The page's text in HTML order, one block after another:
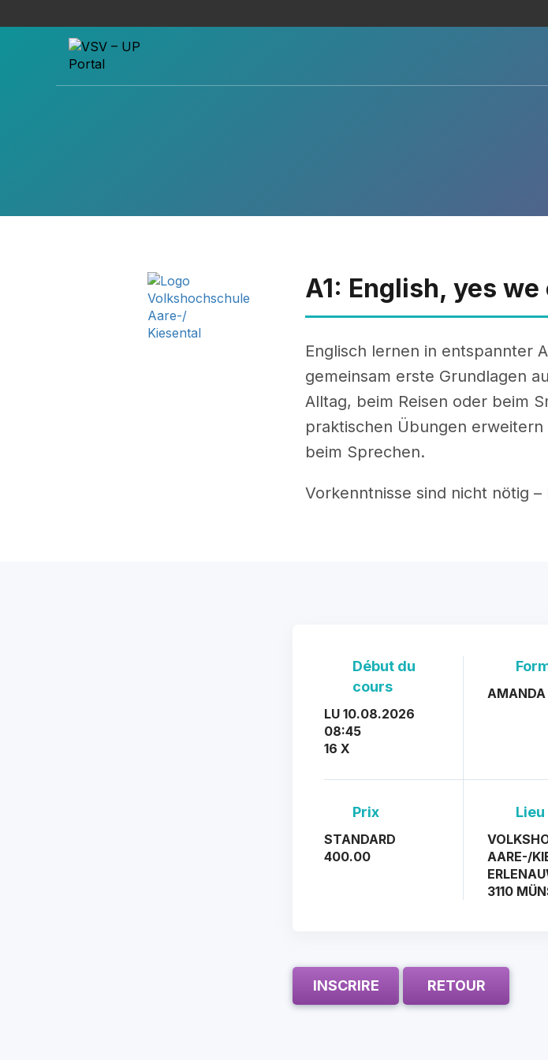
A1: English, yes we
Englisch lernen in entspannter
gemeinsam erste Grundlagen
Alltag, beim Reisen oder beim
praktischen Übungen
beim Sprechen.
Vorkenntnisse sind nicht nötig
Début du
cours
LU 10.08.2026
08:45
16 X
Prix
STANDARD
400.00
Lieu
AARE-/
3110
INSCRIRE RETOUR